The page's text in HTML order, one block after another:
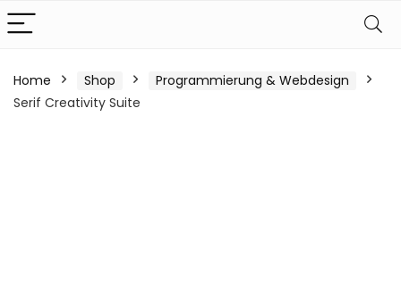
Home Shop
Programmierung & Webdesign
Serif Creativity Suite